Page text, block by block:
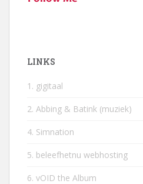
LINKS
1. gigitaal
2. Abbing & Batink (muziek)
4. Simnation
5. beleefhetnu webhosting
6. vOID the Album